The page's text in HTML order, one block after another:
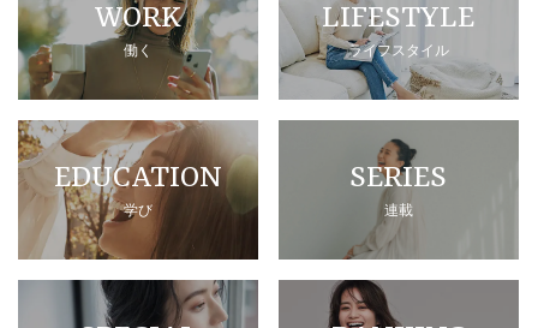
WORK
働く
LIFESTYLE
ライフスタイル
EDUCATION
学び
SERIES
連載